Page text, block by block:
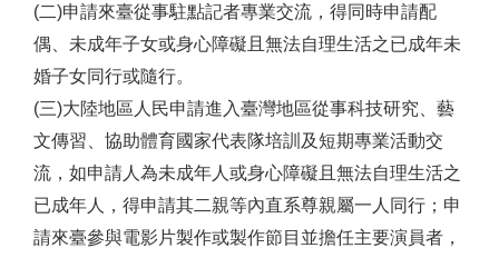
(二)申請來臺從事駐點記者專業交流，得同時申請配
偶、未成年子女或身心障礙且無法自理生活之已成年未
婚子女同行或隨行。
(三)大陸地區人民申請進入臺灣地區從事科技研究、藝
文傳習、協助體育國家代表隊培訓及短期專業活動交
流，如申請人為未成年人或身心障礙且無法自理生活之
已成年人，得申請其二親等內直系尊親屬一人同行；申
請來臺參與電影片製作或製作節目並擔任主要演員者，